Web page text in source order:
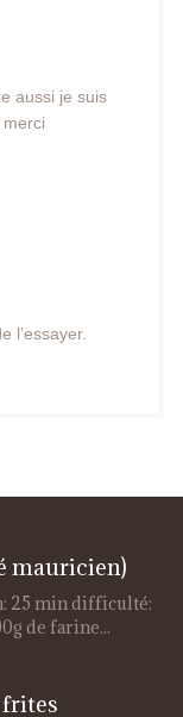
aussi je suis
l’essayer.
mauricien)
25 min difficulté:
de farine...